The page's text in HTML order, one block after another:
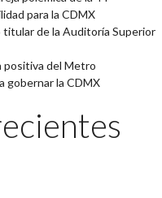
para la CDMX
de la Auditoría Superior
positiva del Metro
gobernar la CDMX